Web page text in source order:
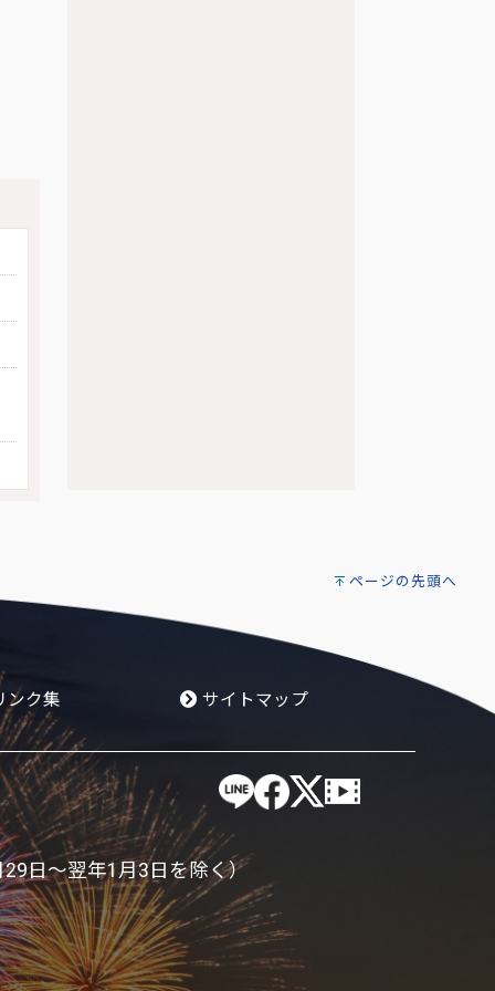
ページの先頭へ
ンク集 サイトマップ
日～翌年1月3日を除く）